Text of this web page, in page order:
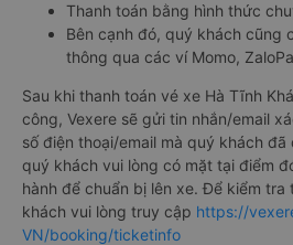
Thanh toán bằng hình thức
Bên cạnh đó, quý khách cũng
thông qua các ví Momo,
Sau khi thanh toán vé xe Hà Tĩnh
công, Vexere sẽ gửi tin nhắn/email
số điện thoại/email mà quý khách
quý khách vui lòng có mặt tại điểm
hành để chuẩn bị lên xe. Để kiểm
khách vui lòng truy cập https://
VN/booking/ticketinfo